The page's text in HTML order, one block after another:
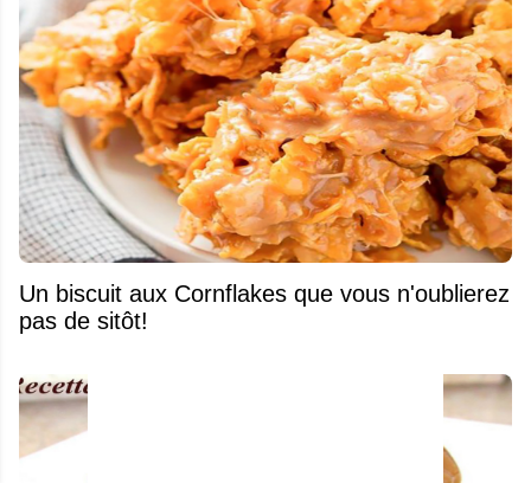
Un biscuit aux Cornflakes que vous n'oublierez
pas de sitôt!